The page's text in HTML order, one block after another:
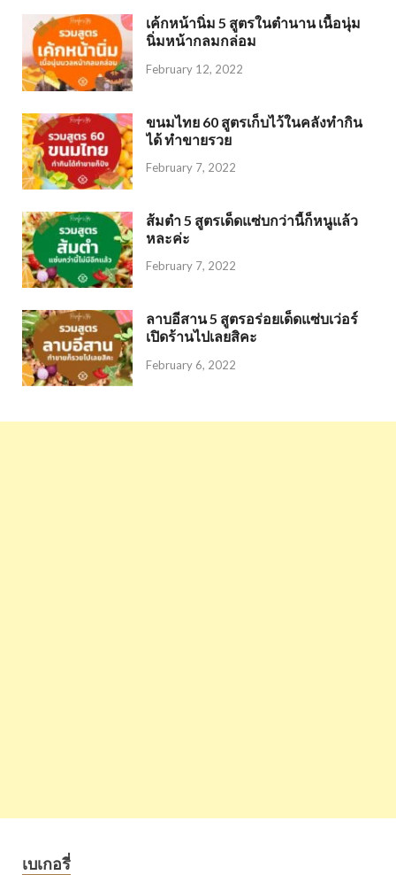
เค้กหน้านิ่ม 5 สูตรในตำนาน เนื้อนุ่ม
นิ่มหน้ากลมกล่อม
February 12, 2022
ขนมไทย 60 สูตรเก็บไว้ในคลังทำกิน
ได้ ทำขายรวย
February 7, 2022
ส้มตำ 5 สูตรเด็ดแซ่บกว่านี้ก็หนูแล้ว
หละค่ะ
February 7, 2022
ลาบอีสาน 5 สูตรอร่อยเด็ดแซ่บเว่อร์
เปิดร้านไปเลยสิคะ
February 6, 2022
เบเกอรี่